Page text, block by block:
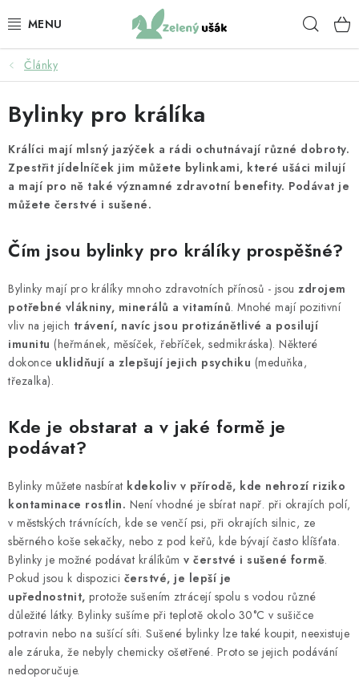
na
KRMIVO PRO KRÁLÍKY
BYLINKY PRO KRÁLÍKY
KRMIVO PRO ZDRAVÍ KRÁLÍKŮ
SENO
PAMLSKY PRO KRÁLÍKY
BYLINKY PRO MORČATA
HOBLINY A PŘÍRODNÍ STELIVA
DÁRKOVÝ POUKAZ
HODNOCENÍ OBCHODU
OBCHODNÍ PODMÍNKY
KONTAKTY
Moje objednávka Dárkový poukaz
Hodnocení obchodu
Napište nám
Články
Bylinky pro králíka
Králíci mají mlsný jazýček a rádi ochutnávají různé dobroty.
Zpestřit jídelníček jim můžete bylinkami, které ušáci milují
a mají pro ně také významné zdravotní benefity. Podávat je
můžete čerstvé i sušené.
Čím jsou bylinky pro králíky prospěšné?
Bylinky mají pro králíky mnoho zdravotních přínosů - jsou zdrojem
potřebné vlákniny, minerálů a vitamínů. Mnohé mají pozitivní
vliv na jejich trávení, navíc jsou protizánětlivé a posilují
imunitu (heřmánek, měsíček, řebříček, sedmikráska). Některé
dokonce uklidňují a zlepšují jejich psychiku (meduňka,
třezalka).
Kde je obstarat a v jaké formě je
podávat?
Bylinky můžete nasbírat kdekoliv v přírodě, kde nehrozí riziko
kontaminace rostlin. Není vhodné je sbírat např. při okrajích polí,
v městských trávnících, kde se venčí psi, při okrajích silnic, ze
sběrného koše sekačky, nebo z pod keřů, kde bývají často klíšťata.
Bylinky je možné podávat králíkům v čerstvé i sušené formě.
Pokud jsou k dispozici čerstvé, je lepší je
upřednostnit, protože sušením ztrácejí spolu s vodou různé
důležité látky. Bylinky sušíme při teplotě okolo 30°C v sušičce
potravin nebo na sušící síti. Sušené bylinky lze také koupit, neexistuje
ale záruka, že nebyly chemicky ošetřené. Proto se jejich podávání
nedoporučuje.